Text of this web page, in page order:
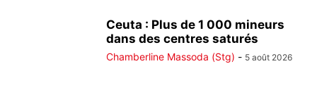
Ceuta : Plus de 1 000 mineurs
dans des centres saturés
Chamberline Massoda (Stg) - 5 août 2026